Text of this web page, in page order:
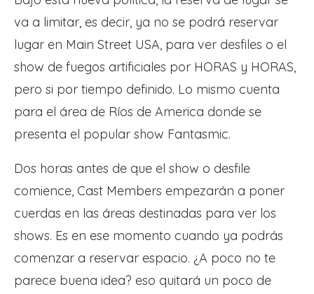
va a limitar, es decir, ya no se podrá reservar
lugar en Main Street USA, para ver desfiles o el
show de fuegos artificiales por HORAS y HORAS,
pero si por tiempo definido. Lo mismo cuenta
para el área de Ríos de America donde se
presenta el popular show Fantasmic.
Dos horas antes de que el show o desfile
comience, Cast Members empezarán a poner
cuerdas en las áreas destinadas para ver los
shows. Es en ese momento cuando ya podrás
comenzar a reservar espacio. ¿A poco no te
parece buena idea? eso quitará un poco de